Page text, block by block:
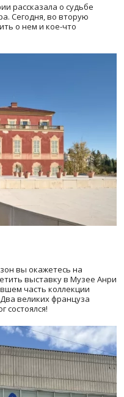
рассказала о судьбе
Сегодня, во вторую
о нем и кое-что
вы окажетесь на
выставку в Музее Анри
часть коллекции
великих француза
состоялся!